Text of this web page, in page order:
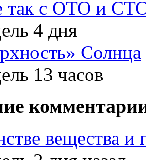
так с ОТО и
4 дня
Солнца
13 часов
вещества и